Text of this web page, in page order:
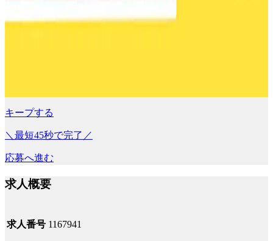
キープする
＼最短45秒で完了／
応募へ進む
求人概要
求人番号 1167941